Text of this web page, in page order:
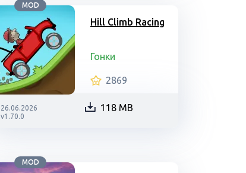
MOD
Hill Climb Racing
Гонки
2869
26.06.2026
v1.70.0
118 MB
MOD